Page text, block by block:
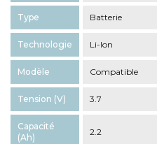
Type Batterie
Technologie Li-Ion
Modèle Compatible
Tension (V) 3.7
Capacité
(Ah)
2.2